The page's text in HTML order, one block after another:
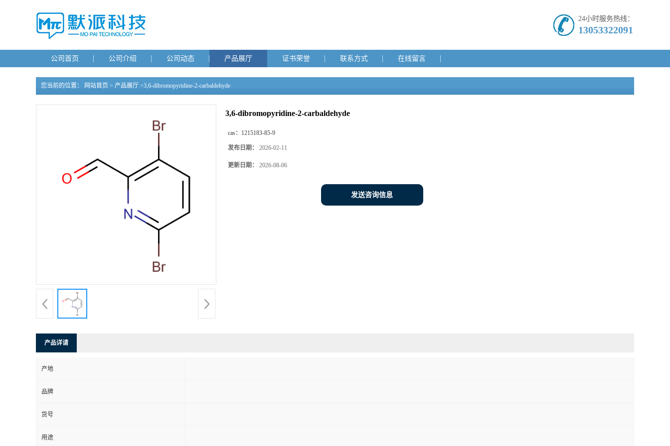
24小时服务热线：
13053322091
公司首页 公司介绍 公司动态 产品展厅 证书荣誉 联系方式 在线留言
您当前的位置： 网站首页 > 产品展厅 >3,6-dibromopyridine-2-carbaldehyde
3,6-dibromopyridine-2-carbaldehyde
cas： 1215183-85-9
发布日期： 2026-02-11
更新日期： 2026-08-06
发送咨询信息
产品详请
产地
品牌
货号
用途